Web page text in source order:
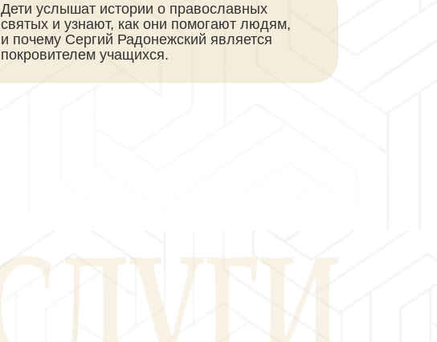
Дети услышат истории о православных
святых и узнают, как они помогают людям,
и почему Сергий Радонежский является
покровителем учащихся.